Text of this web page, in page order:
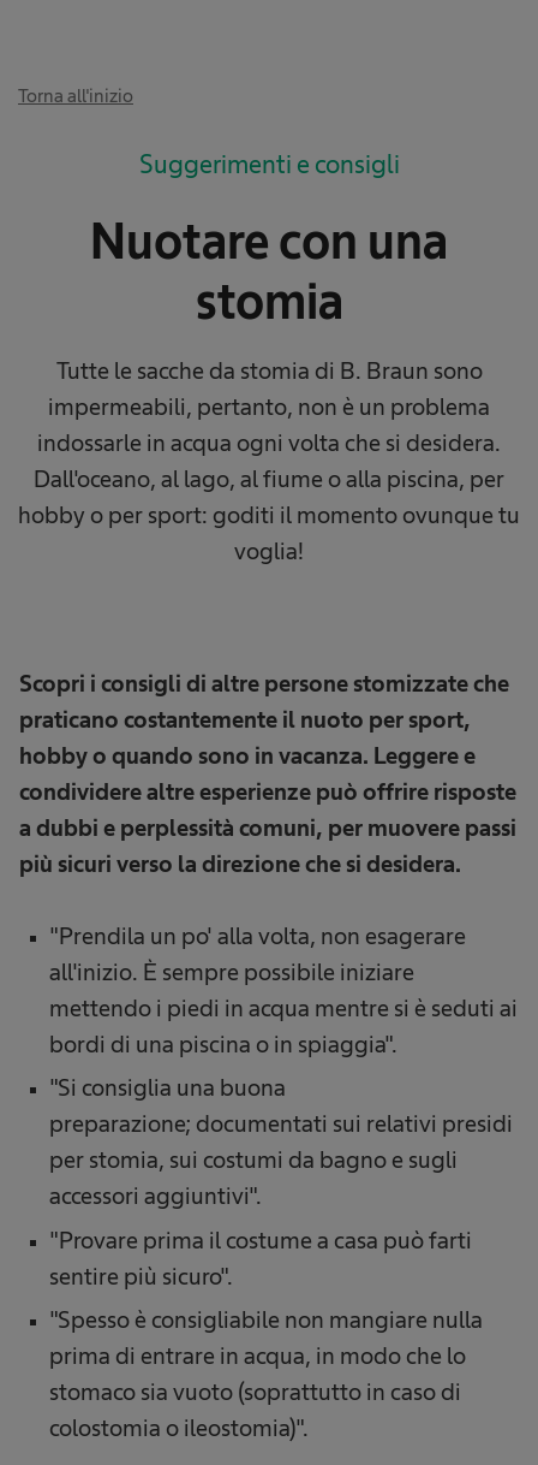
Torna all'inizio
Suggerimenti e consigli
Nuotare con una
stomia
Tutte le sacche da stomia di B. Braun sono
impermeabili, pertanto, non è un problema
indossarle in acqua ogni volta che si desidera.
Dall'oceano, al lago, al fiume o alla piscina, per
hobby o per sport: goditi il momento ovunque tu
voglia!
Scopri i consigli di altre persone stomizzate che
praticano costantemente il nuoto per sport,
hobby o quando sono in vacanza. Leggere e
condividere altre esperienze può offrire risposte
a dubbi e perplessità comuni, per muovere passi
più sicuri verso la direzione che si desidera.
"Prendila un po' alla volta, non esagerare
all'inizio. È sempre possibile iniziare
mettendo i piedi in acqua mentre si è seduti ai
bordi di una piscina o in spiaggia".
"Si consiglia una buona
preparazione; documentati sui relativi presidi
per stomia, sui costumi da bagno e sugli
accessori aggiuntivi".
"Provare prima il costume a casa può farti
sentire più sicuro".
"Spesso è consigliabile non mangiare nulla
prima di entrare in acqua, in modo che lo
stomaco sia vuoto (soprattutto in caso di
colostomia o ileostomia)".